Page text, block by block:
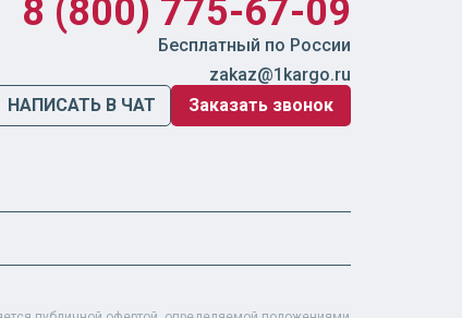
8 (800) 775-67-09
Бесплатный по России
zakaz@1kargo.ru
НАПИСАТЬ В ЧАТ
Заказать звонок